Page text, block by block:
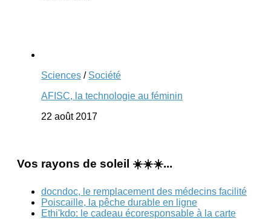
Sciences / Société
AFISC, la technologie au féminin
22 août 2017
Vos rayons de soleil ☀️☀️☀️...
docndoc, le remplacement des médecins facilité
Poiscaille, la pêche durable en ligne
Ethi'kdo: le cadeau écoresponsable à la carte